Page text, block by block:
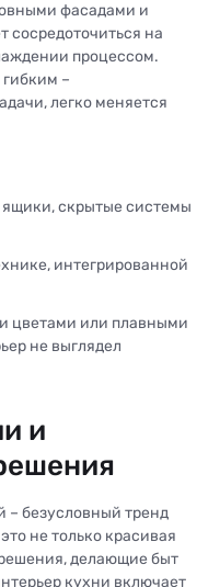
фасадами и
сосредоточиться на
процессом.
–
легко меняется
скрытые системы
интегрированной
цветами или плавными
не выглядел
и
– безусловный тренд
не только красивая
делающие быт
кухни включает